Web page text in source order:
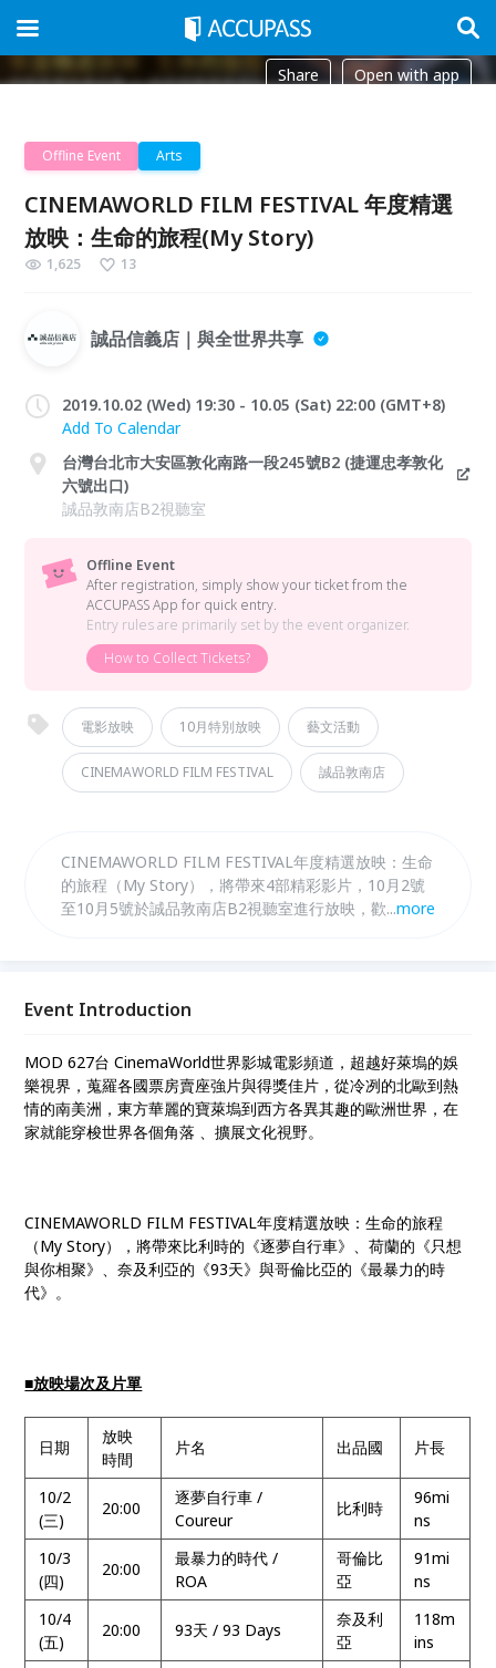
Share Open with app
Offline Event Arts
CINEMAWORLD FILM FESTIVAL 年度精選
放映：生命的旅程(My Story)
1,625 13
誠品信義店｜與全世界共享
2019.10.02 (Wed) 19:30 - 10.05 (Sat) 22:00 (GMT+8)
Add To Calendar
台灣台北市大安區敦化南路一段245號B2 (捷運忠孝敦化
六號出口)
誠品敦南店B2視聽室
Offline Event
After registration, simply show your ticket from the
ACCUPASS App for quick entry.
Entry rules are primarily set by the event organizer.
How to Collect Tickets?
電影放映 10月特別放映 藝文活動
CINEMAWORLD FILM FESTIVAL 誠品敦南店
CINEMAWORLD FILM FESTIVAL年度精選放映：生命
的旅程（My Story），將帶來4部精彩影片，10月2號
至10月5號於誠品敦南店B2視聽室進行放映，歡迎有興
精彩的故事，贈品數量有限送完為止。
...more
Event Introduction
MOD 627台 CinemaWorld世界影城電影頻道，超越好萊塢的娛
樂視界，蒐羅各國票房賣座強片與得獎佳片，從冷冽的北歐到熱
情的南美洲，東方華麗的寶萊塢到西方各異其趣的歐洲世界，在
家就能穿梭世界各個角落 、擴展文化視野。
CINEMAWORLD FILM FESTIVAL年度精選放映：生命的旅程
（My Story），將帶來比利時的《逐夢自行車》、荷蘭的《只想
與你相聚》、奈及利亞的《93天》與哥倫比亞的《最暴力的時
代》。
■放映場次及片單
日期
放映
時間
片名 出品國 片長
10/2
(三)
20:00
逐夢自行車 /
Coureur
比利時
96mi
ns
10/3
(四)
20:00
最暴力的時代 /
ROA
哥倫比
亞
91mi
ns
10/4
(五)
20:00 93天 / 93 Days
奈及利
亞
118m
ins